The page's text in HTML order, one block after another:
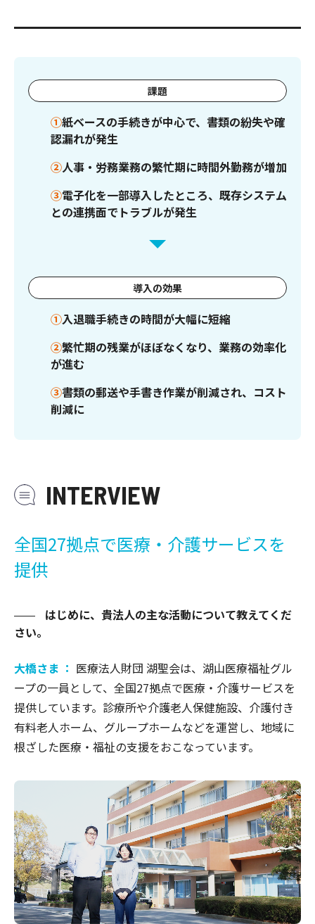
課題
①紙ベースの手続きが中心で、書類の紛失や確
認漏れが発生
②人事・労務業務の繁忙期に時間外勤務が増加
③電子化を一部導入したところ、既存システム
との連携面でトラブルが発生
導入の効果
①入退職手続きの時間が大幅に短縮
②繁忙期の残業がほぼなくなり、業務の効率化
が進む
③書類の郵送や手書き作業が削減され、コスト
削減に
INTERVIEW
全国27拠点で医療・介護サービスを
提供
はじめに、貴法人の主な活動について教えてくだ
さい。
大橋さま ： 医療法人財団 湖聖会は、湖山医療福祉グル
ープの一員として、全国27拠点で医療・介護サービスを
提供しています。診療所や介護老人保健施設、介護付き
有料老人ホーム、グループホームなどを運営し、地域に
根ざした医療・福祉の支援をおこなっています。